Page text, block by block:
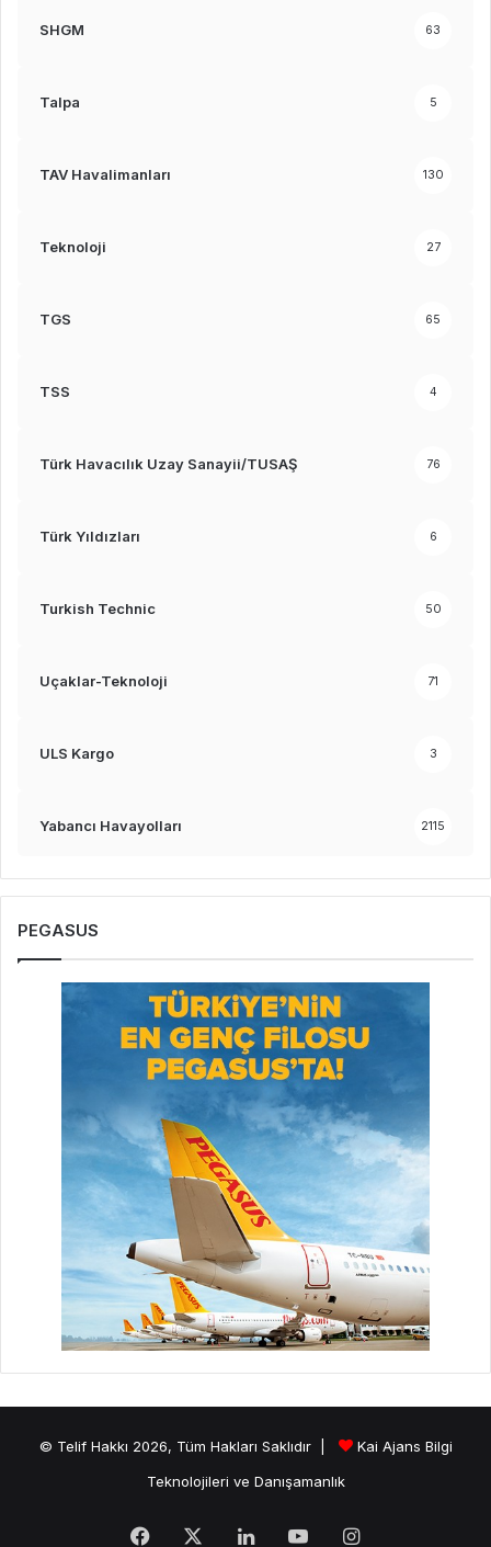
SHGM 63
Talpa 5
TAV Havalimanları 130
Teknoloji 27
TGS 65
TSS 4
Türk Havacılık Uzay Sanayii/TUSAŞ 76
Türk Yıldızları 6
Turkish Technic 50
Uçaklar-Teknoloji 71
ULS Kargo 3
Yabancı Havayolları 2115
PEGASUS
© Telif Hakkı 2026, Tüm Hakları Saklıdır |
Kai Ajans Bilgi
Teknolojileri ve Danışamanlık
Facebook LinkedInYouTubeInstagram